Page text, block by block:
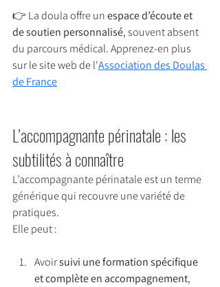
👉 La doula offre un espace d’écoute et
de soutien personnalisé, souvent absent
du parcours médical. Apprenez-en plus
sur le site web de l'Association des Doulas
de France
L’accompagnante périnatale : les
subtilités à connaître
L’accompagnante périnatale est un terme
générique qui recouvre une variété de
pratiques.
Elle peut :
Avoir suivi une formation spécifique
et complète en accompagnement,